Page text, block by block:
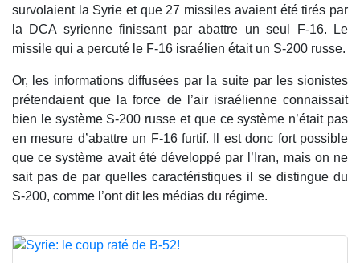
survolaient la Syrie et que 27 missiles avaient été tirés par
la DCA syrienne finissant par abattre un seul F-16. Le
missile qui a percuté le F-16 israélien était un S-200 russe.
Or, les informations diffusées par la suite par les sionistes
prétendaient que la force de l’air israélienne connaissait
bien le système S-200 russe et que ce système n’était pas
en mesure d’abattre un F-16 furtif. Il est donc fort possible
que ce système avait été développé par l’Iran, mais on ne
sait pas de par quelles caractéristiques il se distingue du
S-200, comme l’ont dit les médias du régime.